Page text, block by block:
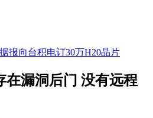
报向台积电订30万H20晶片
在漏洞后门 没有远程